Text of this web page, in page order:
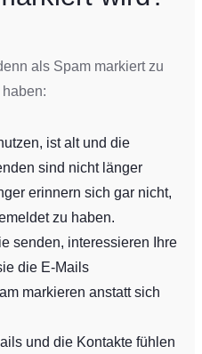
als Spam markiert zu
ist alt und die
sind nicht länger
erinnern sich gar nicht,
zu haben.
senden, interessieren Ihre
die E-Mails
markieren anstatt sich
und die Kontakte fühlen